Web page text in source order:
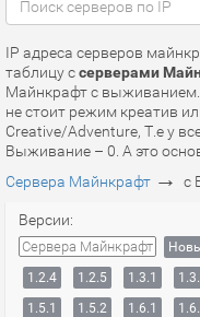
IP адреса серверов
таблицу ссерверами
Майнкрафт с выживанием.
не стоит режим креатив
Creative/Adventure, Т.е у
Выживание – 0. А это
Сервера Майнкрафт → с
Версии:
Сервера Майнкрафт
1.2.4
1.2.5 1.3.1
1.5.1
1.5.2 1.6.1